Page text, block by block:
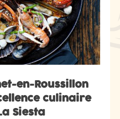
en-Roussillon
culinaire
Siesta